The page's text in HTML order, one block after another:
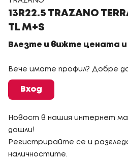
13R22.5 TRAZANO
TL M+S
Влезте и вижте цената
Вече имате профил? Добре
Вход
Новост в нашия интернет
дошли!
Регистрирайте се и
наличностите.